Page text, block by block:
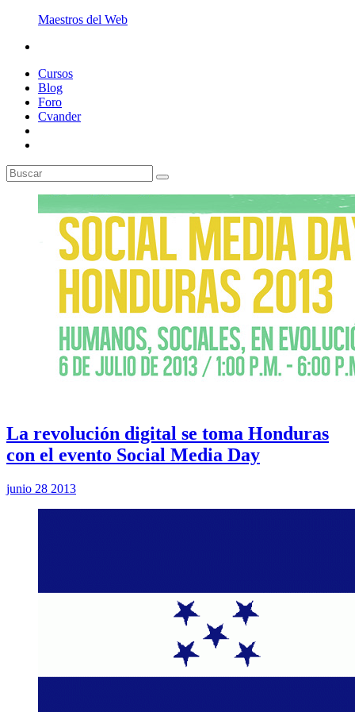
Maestros del Web
Cursos
Blog
Foro
Cvander
La revolución digital se toma Honduras
con el evento Social Media Day
junio 28 2013